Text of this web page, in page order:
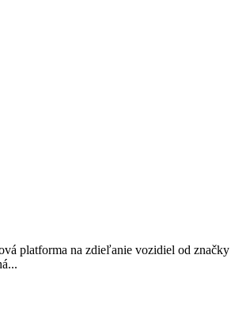
platforma na zdieľanie vozidiel od